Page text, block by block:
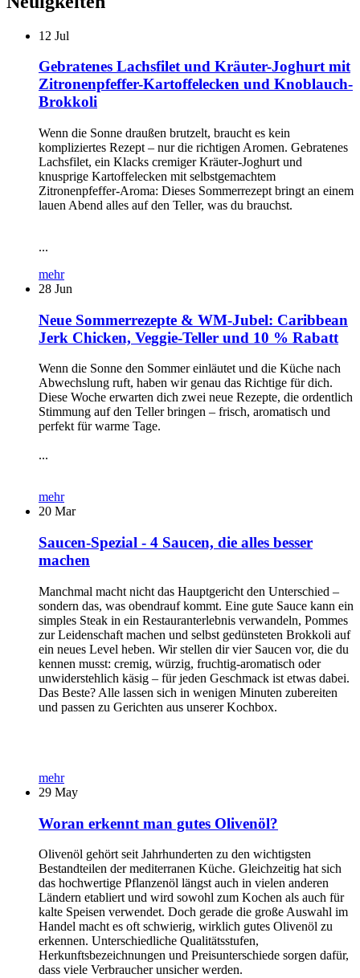
12 Jul
Gebratenes Lachsfilet und Kräuter-Joghurt mit
Zitronenpfeffer-Kartoffelecken und Knoblauch-
Brokkoli
Wenn die Sonne draußen brutzelt, braucht es kein
kompliziertes Rezept – nur die richtigen Aromen. Gebratenes
Lachsfilet, ein Klacks cremiger Kräuter-Joghurt und
knusprige Kartoffelecken mit selbstgemachtem
Zitronenpfeffer-Aroma: Dieses Sommerrezept bringt an einem
lauen Abend alles auf den Teller, was du brauchst.
...
mehr
28 Jun
Neue Sommerrezepte & WM-Jubel: Caribbean
Jerk Chicken, Veggie-Teller und 10 % Rabatt
Wenn die Sonne den Sommer einläutet und die Küche nach
Abwechslung ruft, haben wir genau das Richtige für dich.
Diese Woche erwarten dich zwei neue Rezepte, die ordentlich
Stimmung auf den Teller bringen – frisch, aromatisch und
perfekt für warme Tage.
...
mehr
20 Mar
Saucen-Spezial - 4 Saucen, die alles besser
machen
Manchmal macht nicht das Hauptgericht den Unterschied –
sondern das, was obendrauf kommt. Eine gute Sauce kann ein
simples Steak in ein Restauranterlebnis verwandeln, Pommes
zur Leidenschaft machen und selbst gedünsteten Brokkoli auf
ein neues Level heben. Wir stellen dir vier Saucen vor, die du
kennen musst: cremig, würzig, fruchtig-aromatisch oder
unwiderstehlich käsig – für jeden Geschmack ist etwas dabei.
Das Beste? Alle lassen sich in wenigen Minuten zubereiten
und passen zu Gerichten aus unserer Kochbox.
mehr
29 May
Woran erkennt man gutes Olivenöl?
Olivenöl gehört seit Jahrhunderten zu den wichtigsten
Bestandteilen der mediterranen Küche. Gleichzeitig hat sich
das hochwertige Pflanzenöl längst auch in vielen anderen
Ländern etabliert und wird sowohl zum Kochen als auch für
kalte Speisen verwendet. Doch gerade die große Auswahl im
Handel macht es oft schwierig, wirklich gutes Olivenöl zu
erkennen. Unterschiedliche Qualitätsstufen,
Herkunftsbezeichnungen und Preisunterschiede sorgen dafür,
dass viele Verbraucher unsicher werden.